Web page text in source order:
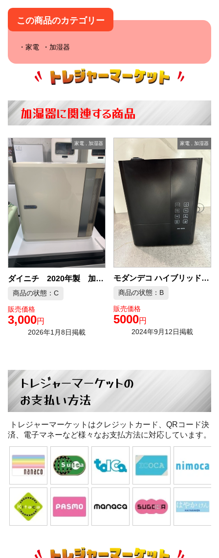
この商品のカテゴリー
家電 加湿器
加湿器に関連する商品
家電, 加湿器
ダイニチ 2020年製 加湿器 中古品販売
商品の状態：C
販売価格
3,000円
2026年1月8日掲載
家電 加湿器
モダンデコ ハイブリッド加湿器 アロマ ブラック jxh003j リモコン付き 2020年式 中古品販売
商品の状態：B
販売価格
5000円
2024年9月12日掲載
トレジャーマーケットの
お支払い方法
トレジャーマーケットはクレジットカード、QRコード決
済、電子マネーなど様々なお支払方法に対応しています。